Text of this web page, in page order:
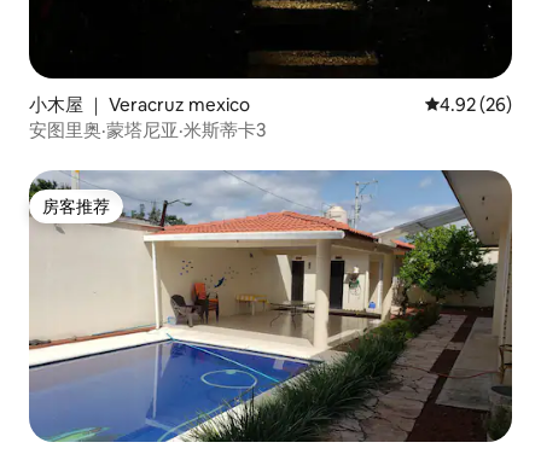
小木屋 ｜ Veracruz mexico 平均评分
4.92 (26)
安图里奥·蒙塔尼亚·米斯蒂卡3
房客推荐
房客推荐